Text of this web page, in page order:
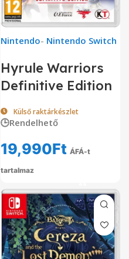
Nintendo- Nintendo Switch
Hyrule Warriors
Definitive Edition
Külső raktárkészlet
🕒Rendelhető
19,990Ft ÁFÁ-t
tartalmaz